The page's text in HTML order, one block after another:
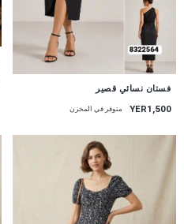
فستان نسائي قصير
YER1,500 متوفر في المخزن